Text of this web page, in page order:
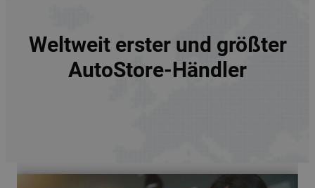
Weltweit erster und größter
AutoStore-Händler